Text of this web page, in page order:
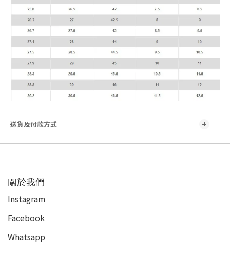
送貨及付款方式
關於我們
Instagram
Facebook
Whatsapp